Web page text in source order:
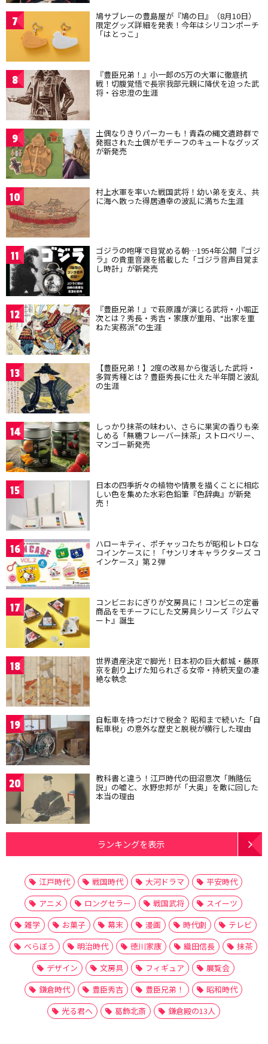
7 鳩サブレーの豊島屋が『鳩の日』（8月10日）
限定グッズ詳細を発表！今年はシリコンポーチ
「はとっこ」
8 『豊臣兄弟！』小一郎の5万の大軍に徹底抗
戦！切腹覚悟で長宗我部元親に降伏を迫った武
将・谷忠澄の生涯
9 土偶なりきりパーカーも！青森の縄文遺跡群で
発掘された土偶がモチーフのキュートなグッズ
が新発売
10 村上水軍を率いた戦国武将！幼い弟を支え、共
に海へ散った得居通幸の波乱に満ちた生涯
11 ゴジラの咆哮で目覚める朝…1954年公開『ゴジ
ラ』の貴重音源を搭載した「ゴジラ音声目覚ま
し時計」が新発売
12 『豊臣兄弟！』で萩原護が演じる武将・小堀正
次とは？秀長・秀吉・家康が重用、“出家を重
ねた実務派”の生涯
13 【豊臣兄弟！】2度の改易から復活した武将・
多賀秀種とは？豊臣秀長に仕えた半年間と波乱
の生涯
14 しっかり抹茶の味わい、さらに果実の香りも楽
しめる「無糖フレーバー抹茶」ストロベリー、
マンゴー新発売
15 日本の四季折々の植物や情景を描くことに相応
しい色を集めた水彩色鉛筆『色辞典』が新発
売！
16 ハローキティ、ポチャッコたちが昭和レトロな
コインケースに！「サンリオキャラクターズ コ
インケース」第２弾
17 コンビニおにぎりが文房具に！コンビニの定番
商品をモチーフにした文房具シリーズ『ジムマ
ート』誕生
18 世界遺産決定で脚光！日本初の巨大都城・藤原
京を創り上げた知られざる女帝・持統天皇の凄
絶な執念
19 自転車を持つだけで税金？ 昭和まで続いた「自
転車税」の意外な歴史と脱税が横行した理由
20 教科書と違う！江戸時代の田沼意次「賄賂伝
説」の嘘と、水野忠邦が「大奥」を敵に回した
本当の理由
ランキングを表示
江戸時代 戦国時代 大河ドラマ
平安時代
アニメ
ロングセラー 戦国武将
スイーツ
雑学
お菓子 幕末 漫画 時代劇
テレビ
べらぼう
明治時代 徳川家康 織田信長
抹茶
デザイン
文房具 フィギュア
展覧会
鎌倉時代
豊臣秀吉 豊臣兄弟！
昭和時代
光る君へ
葛飾北斎 鎌倉殿の13人